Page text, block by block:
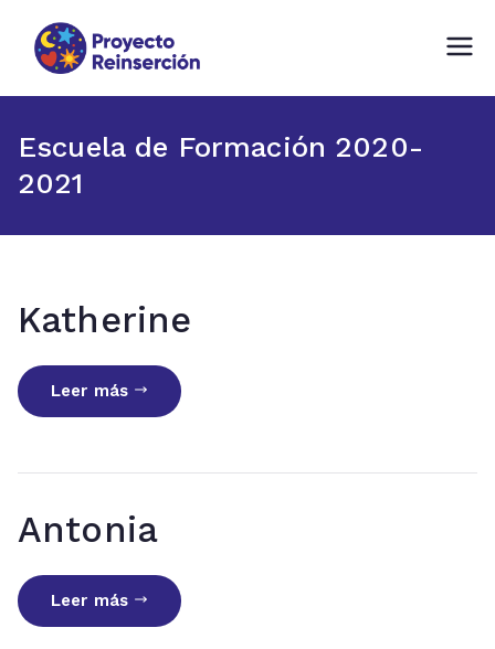
Fundación comprometida con la
Escuela de Formación 2020-
2021
Katherine
Leer más
Antonia
Leer más